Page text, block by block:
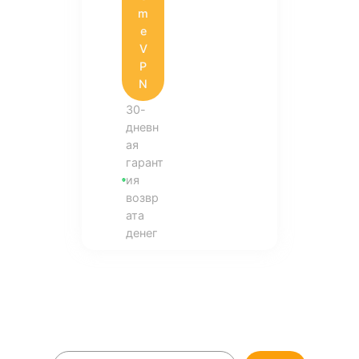
m
e
V
P
N
30-
дневн
ая
гарант
ия
возвр
ата
денег